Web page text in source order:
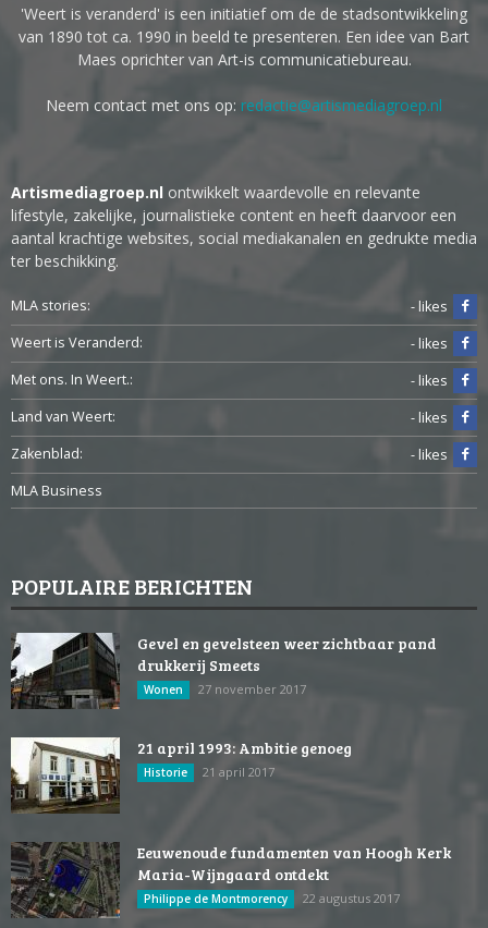
'Weert is veranderd' is een initiatief om de de stadsontwikkeling
van 1890 tot ca. 1990 in beeld te presenteren. Een idee van Bart
Maes oprichter van Art-is communicatiebureau.
Neem contact met ons op: redactie@artismediagroep.nl
Artismediagroep.nl ontwikkelt waardevolle en relevante
lifestyle, zakelijke, journalistieke content en heeft daarvoor een
aantal krachtige websites, social mediakanalen en gedrukte media
ter beschikking.
MLA stories:
- likes
Weert is Veranderd:
- likes
Met ons. In Weert.:
- likes
Land van Weert:
- likes
Zakenblad:
- likes
MLA Business
POPULAIRE BERICHTEN
Gevel en gevelsteen weer zichtbaar pand
drukkerij Smeets
Wonen 27 november 2017
21 april 1993: Ambitie genoeg
Historie 21 april 2017
Eeuwenoude fundamenten van Hoogh Kerk
Maria-Wijngaard ontdekt
Philippe de Montmorency 22 augustus 2017